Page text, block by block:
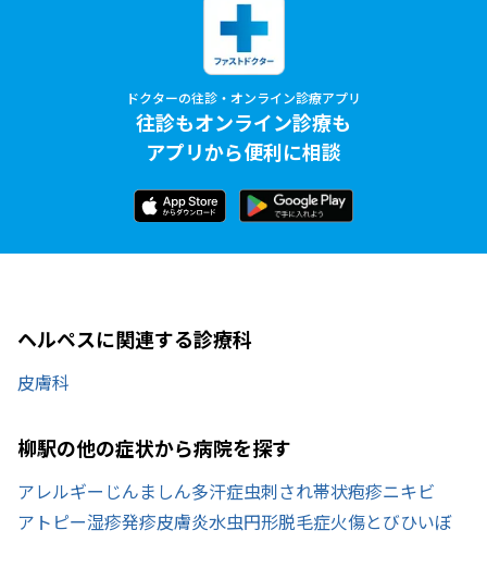
ドクターの往診・オンライン診療アプリ
往診もオンライン診療も
アプリから便利に相談
ヘルペスに関連する診療科
皮膚科
柳駅の他の症状から病院を探す
アレルギー じんましん多汗症虫刺され帯状疱疹ニキビ
アトピー湿疹発疹皮膚炎水虫円形脱毛症火傷とびひいぼ